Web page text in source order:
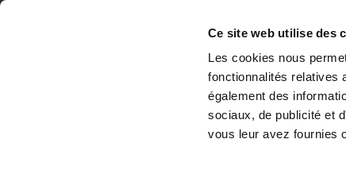
Ce site web utilise des
Les cookies nous
fonctionnalités relatives
également des
sociaux, de publicité et
vous leur avez fournies
DE LA PAGE BLANCHE... AU BEST SELLER
/ Culture & société /
LES LIVRES